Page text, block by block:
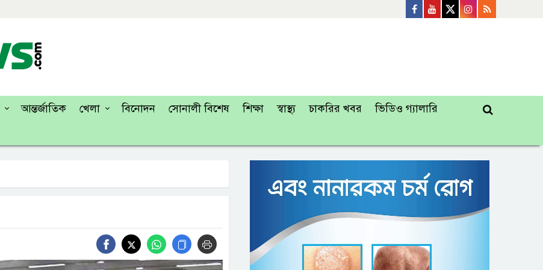
আন্তর্জাতিক খেলা বিনোদন সোনালী বিশেষ শিক্ষা স্বাস্থ্য চাকরির খবর
ভিডিও গ্যালারি